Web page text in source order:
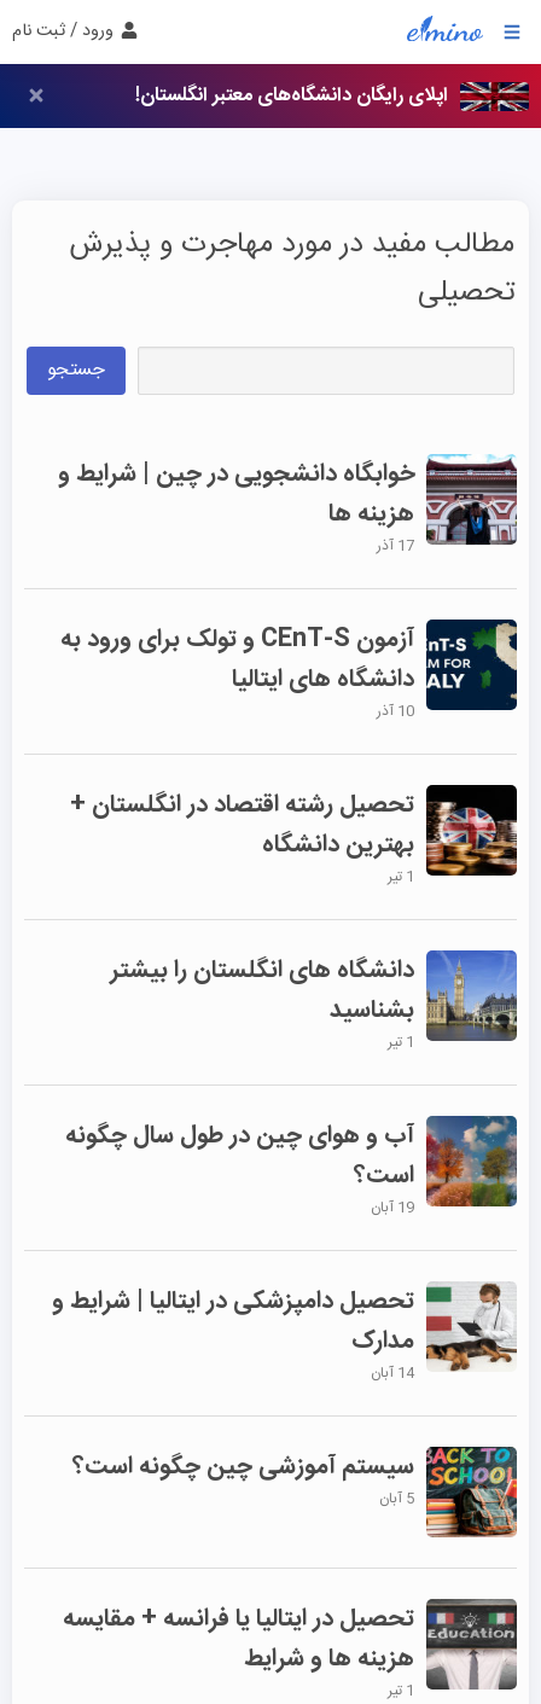
ورود / ثبت نام
اپلای رایگان دانشگاه‌های معتبر انگلستان!
مطالب مفید در مورد مهاجرت و پذیرش
تحصیلی
جستجو
خوابگاه دانشجویی در چین | شرایط و
هزینه ها
17 آذر
آزمون CEnT-S و تولک برای ورود به
دانشگاه های ایتالیا
10 آذر
تحصیل رشته اقتصاد در انگلستان +
بهترین دانشگاه
1 تیر
دانشگاه های انگلستان را بیشتر
بشناسید
1 تیر
آب و هوای چین در طول سال چگونه
است؟
19 آبان
تحصیل دامپزشکی در ایتالیا | شرایط و
مدارک
14 آبان
سیستم آموزشی چین چگونه است؟
5 آبان
تحصیل در ایتالیا یا فرانسه + مقایسه
هزینه ها و شرایط
1 تیر